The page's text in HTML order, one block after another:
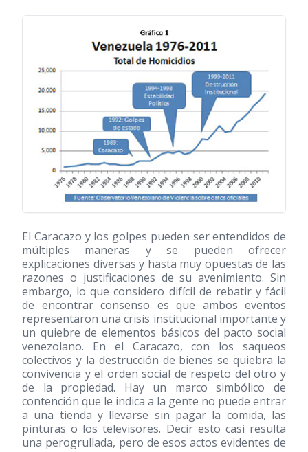
El Caracazo y los golpes pueden ser entendidos de
múltiples maneras y se pueden ofrecer
explicaciones diversas y hasta muy opuestas de las
razones o justificaciones de su avenimiento. Sin
embargo, lo que considero difícil de rebatir y fácil
de encontrar consenso es que ambos eventos
representaron una crisis institucional importante y
un quiebre de elementos básicos del pacto social
venezolano. En el Caracazo, con los saqueos
colectivos y la destrucción de bienes se quiebra la
convivencia y el orden social de respeto del otro y
de la propiedad. Hay un marco simbólico de
contención que le indica a la gente no puede entrar
a una tienda y llevarse sin pagar la comida, las
pinturas o los televisores. Decir esto casi resulta
una perogrullada, pero de esos actos evidentes de